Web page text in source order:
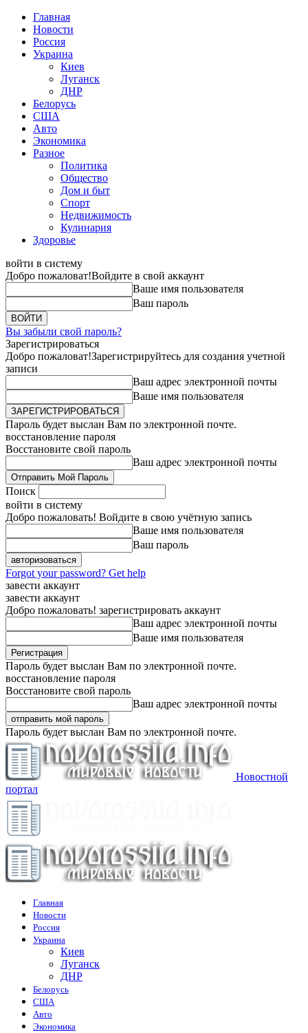
Главная
Новости
Россия
Украина
Киев
Луганск
ДНР
Белорусь
США
Авто
Экономика
Разное
Политика
Общество
Дом и быт
Спорт
Недвижимость
Кулинария
Здоровье
войти в систему
Добро пожаловат!Войдите в свой аккаунт
Ваше имя пользователя
Ваш пароль
Вы забыли свой пароль?
Зарегистрироваться
Добро пожаловат!Зарегистрируйтесь для создания учетной
записи
Ваш адрес электронной почты
Ваше имя пользователя
Пароль будет выслан Вам по электронной почте.
восстановление пароля
Восстановите свой пароль
Ваш адрес электронной почты
Поиск
войти в систему
Добро пожаловать! Войдите в свою учётную запись
Ваше имя пользователя
Ваш пароль
Forgot your password? Get help
завести аккаунт
завести аккаунт
Добро пожаловать! зарегистрировать аккаунт
Ваш адрес электронной почты
Ваше имя пользователя
Пароль будет выслан Вам по электронной почте.
восстановление пароля
Восстановите свой пароль
Ваш адрес электронной почты
Пароль будет выслан Вам по электронной почте.
Новостной
портал
Главная
Новости
Россия
Украина
Киев
Луганск
ДНР
Белорусь
США
Авто
Экономика